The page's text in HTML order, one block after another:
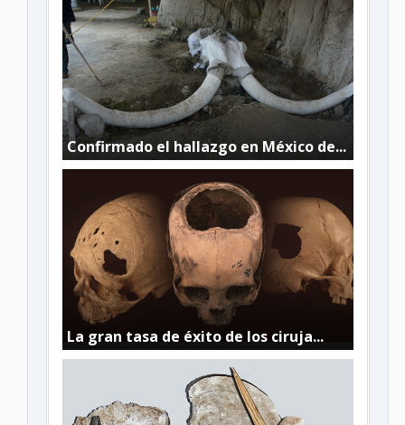
Confirmado el hallazgo en México de...
La gran tasa de éxito de los ciruja...